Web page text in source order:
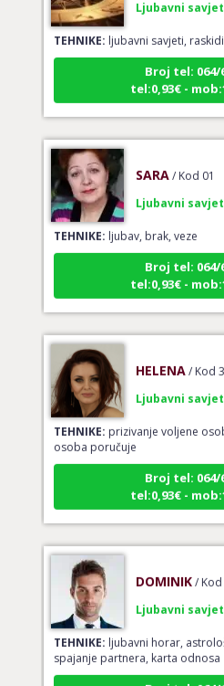
TEHNIKE:ljubavni savjeti, raskidi
Broj tel: 064/
tel:0,93€ -
Ljubavni
TEHNIKE: ljubav, brak, veze
Broj tel: 064/
tel:0,93€ -
Ljubavni
TEHNIKE:prizivanje voljene
osoba poručuje
tel:0,93€ -
Ljubavni
TEHNIKE:ljubavni horar,
spajanje partnera, karta odnosa
Broj tel: 064/